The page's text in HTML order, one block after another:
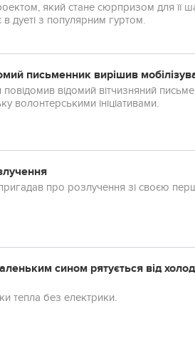
який стане сюрпризом для її
в дуеті з популярним гуртом.
письменник вирішив
відомий вітчизняний
волонтерськими ініціативами.
про розлучення зі своєю
сином рятується від
тепла без електрики.